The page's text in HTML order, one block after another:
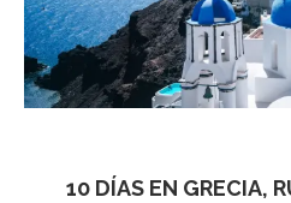
10 DÍAS EN GRECIA,